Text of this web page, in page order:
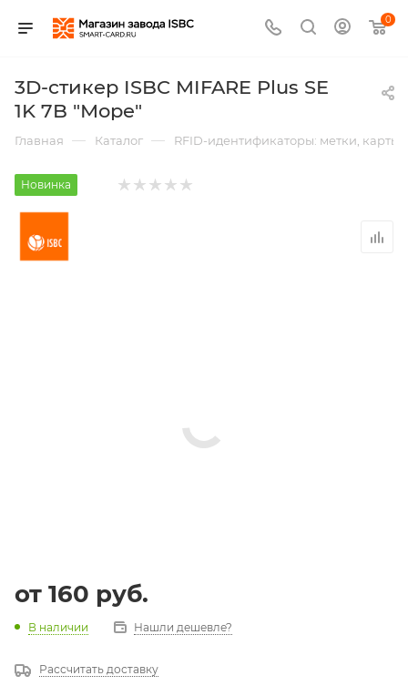
0
3D-стикер ISBC MIFARE Plus SE
1K 7B "Море"
Главная — Каталог — RFID-идентификаторы: метки,
Новинка
от 160 руб.
В наличии Нашли дешевле?
Рассчитать доставку